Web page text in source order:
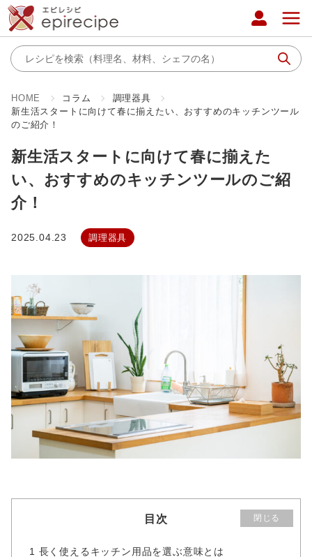
HOME コラム
調理器具
新生活スタートに向けて春に揃えたい、おすすめのキッチンツール
のご紹介！
新生活スタートに向けて春に揃えた
い、おすすめのキッチンツールのご紹
介！
2025.04.23 調理器具
目次 閉じる
1 長く使えるキッチン用品を選ぶ意味とは